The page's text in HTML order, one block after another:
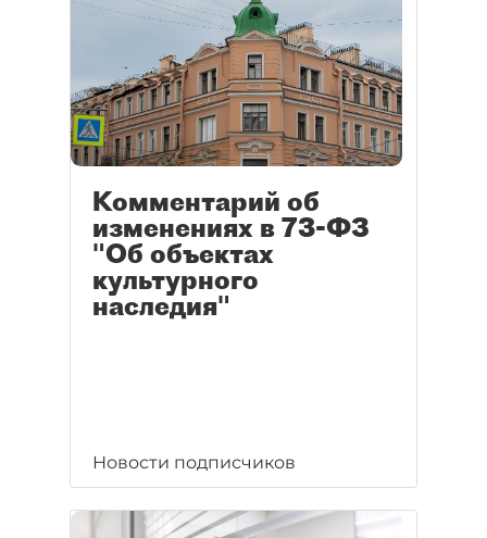
Комментарий об
изменениях в 73-ФЗ
"Об объектах
культурного
наследия"
Новости подписчиков